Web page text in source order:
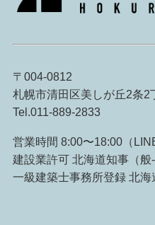
〒004-0812
札幌市清田区美しが丘2条2
Tel.011-889-2833
営業時間 8:00〜18:00（
建設業許可 北海道知事（
一級建築士事務所登録 北